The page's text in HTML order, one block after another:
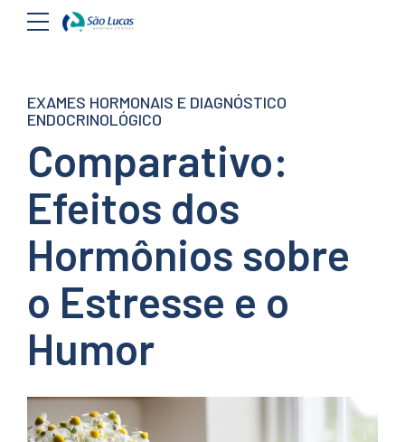
EXAMES HORMONAIS E DIAGNÓSTICO
ENDOCRINOLÓGICO
Comparativo:
Efeitos dos
Hormônios sobre
o Estresse e o
Humor